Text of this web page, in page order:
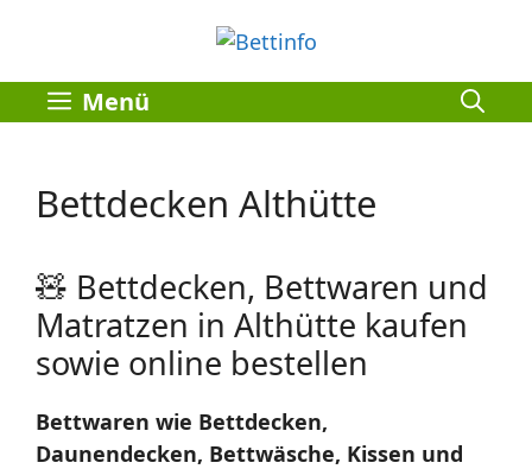
springen
Menü
Bettdecken Althütte
🧸 Bettdecken, Bettwaren und
Matratzen in Althütte kaufen
sowie online bestellen
Bettwaren wie Bettdecken,
Daunendecken, Bettwäsche, Kissen und